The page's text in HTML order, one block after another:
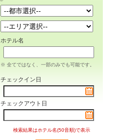
ホテル名
※ 全てではなく、一部のみでも可能です。
チェックイン日
チェックアウト日
検索結果はホテル名(50音順)で表示